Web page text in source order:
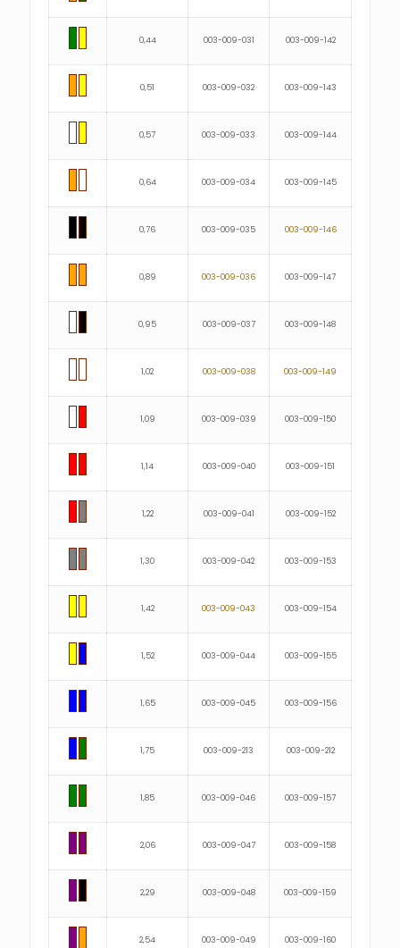
0,44 003-009-031 003-009-142
0,51 003-009-032 003-009-143
0,57 003-009-033 003-009-144
0,64 003-009-034 003-009-145
0,76 003-009-035 003-009-146
0,89 003-009-036 003-009-147
0,95 003-009-037 003-009-148
1,02 003-009-038 003-009-149
1,09 003-009-039 003-009-150
1,14 003-009-040 003-009-151
1,22 003-009-041 003-009-152
1,30 003-009-042 003-009-153
1,42 003-009-043 003-009-154
1,52 003-009-044 003-009-155
1,65 003-009-045 003-009-156
1,75 003-009-213 003-009-212
1,85 003-009-046 003-009-157
2,06 003-009-047 003-009-158
2,29 003-009-048 003-009-159
2,54 003-009-049 003-009-160